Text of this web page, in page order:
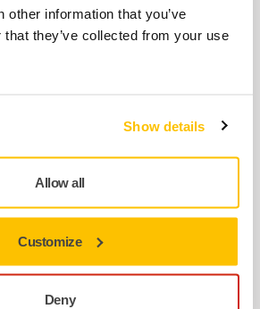
other information that you’ve
they’ve collected from your use
Show details
Allow all
Customize
Deny
efectuată cu unelte cu vibrații,HSE
să ia următoarele măsuri:
unelte potrivite cu vibrații reduse.
unealta potrivita pentru fiecare
lucrarea mai rapid și pentru a vă
înainte de a le folosi, asigurându-vă
și reparate corespunzător, pentru